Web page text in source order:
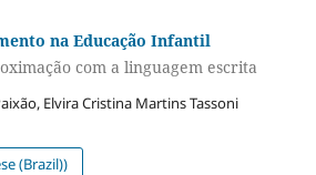
na Educação Infantil
com a linguagem escrita
Elvira Cristina Martins Tassoni
(Brazil))